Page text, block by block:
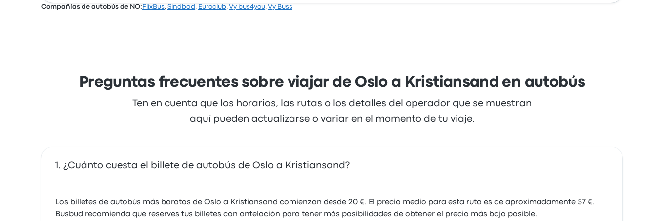
Compañías de autobús de NO: FlixBus, Sindbad , Euroclub,Vy bus4you,Vy Buss
Preguntas frecuentes sobre viajar de Oslo a Kristiansand en autobús
Ten en cuenta que los horarios, las rutas o los detalles del operador que se muestran
aquí pueden actualizarse o variar en el momento de tu viaje.
¿Cuánto cuesta el billete de autobús de Oslo a Kristiansand?
Los billetes de autobús más baratos de Oslo a Kristiansand comienzan desde 20 €. El precio medio para esta ruta es de aproximadamente 57 €.
Busbud recomienda que reserves tus billetes con antelación para tener más posibilidades de obtener el precio más bajo posible.